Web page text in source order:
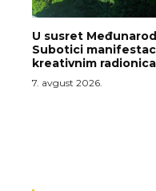
U susret
Subotici
kreativnim
7. avgust 2026.